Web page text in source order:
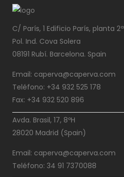
C/ París, 1 Edificio París, planta 2ª
Pol. Ind. Cova Solera
08191 Rubí. Barcelona. Spain
Email: caperva@caperva.com
Teléfono: +34 932 525 178
Fax: +34 932 520 896
Avda. Brasil, 17, 8ºH
28020 Madrid (Spain)
Email: caperva@caperva.com
Teléfono: 34 91 7370088